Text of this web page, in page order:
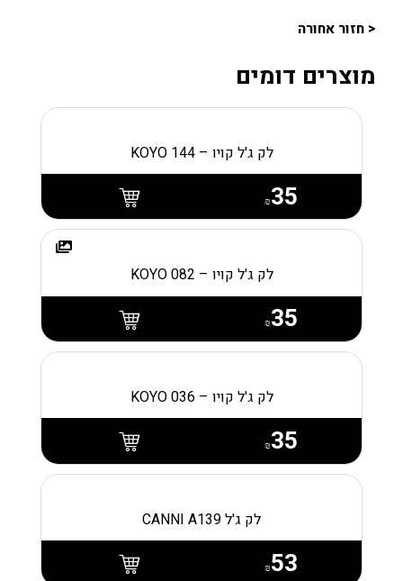
< חזור אחורה
מוצרים דומים
לק ג'ל קויו – KOYO 144
₪35
לק ג'ל קויו – KOYO 082
₪35
לק ג'ל קויו – KOYO 036
₪35
לק ג'ל CANNI A139
₪53